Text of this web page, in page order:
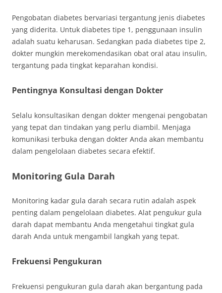
Pengobatan diabetes bervariasi tergantung jenis diabetes
yang diderita. Untuk diabetes tipe 1, penggunaan insulin
adalah suatu keharusan. Sedangkan pada diabetes tipe 2,
dokter mungkin merekomendasikan obat oral atau insulin,
tergantung pada tingkat keparahan kondisi.
Pentingnya Konsultasi dengan Dokter
Selalu konsultasikan dengan dokter mengenai pengobatan
yang tepat dan tindakan yang perlu diambil. Menjaga
komunikasi terbuka dengan dokter Anda akan membantu
dalam pengelolaan diabetes secara efektif.
Monitoring Gula Darah
Monitoring kadar gula darah secara rutin adalah aspek
penting dalam pengelolaan diabetes. Alat pengukur gula
darah dapat membantu Anda mengetahui tingkat gula
darah Anda untuk mengambil langkah yang tepat.
Frekuensi Pengukuran
Frekuensi pengukuran gula darah akan bergantung pada